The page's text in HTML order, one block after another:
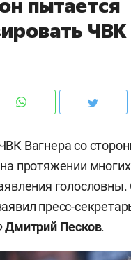
пытается
ЧВК
Вагнера со
протяжении
голословны.
пресс-
Дмитрий Песков.